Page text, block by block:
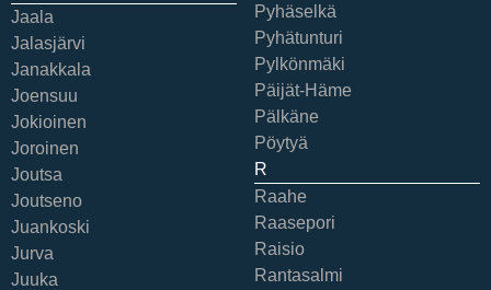
Jaala
Jalasjärvi
Janakkala
Joensuu
Jokioinen
Joroinen
Joutsa
Joutseno
Juankoski
Jurva
Juuka
Pyhäselkä
Pyhätunturi
Pylkönmäki
Päijät-Häme
Pälkäne
Pöytyä
R
Raahe
Raasepori
Raisio
Rantasalmi